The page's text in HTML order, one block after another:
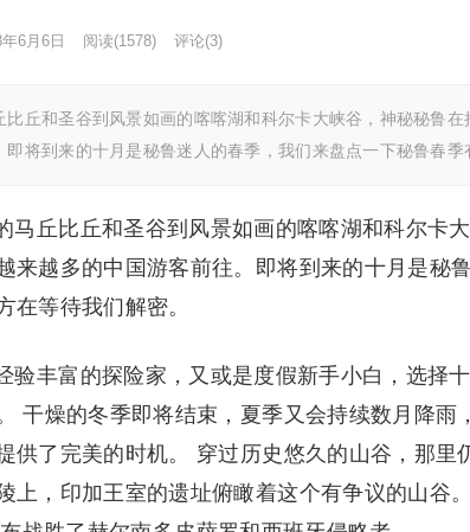
6月6日 阅读(1578) 评论(3)
比丘和圣谷到风景如画的喀喀湖和科尔卡大峡谷，神秘秘鲁
即将到来的十月是秘鲁迷人的春季，我们来盘点一下秘鲁春季
马丘比丘和圣谷到风景如画的喀喀湖和科尔卡
来越多的中国游客前往。即将到来的十月是秘
在等待我们解密。
验丰富的探险家，又或是度假新手小白，选择
干燥的冬季即将结束，夏季又会持续数月降雨
供了完美的时机。 穿过历史悠久的山谷，那里
上，印加王室的遗址俯瞰着这个有争议的山谷